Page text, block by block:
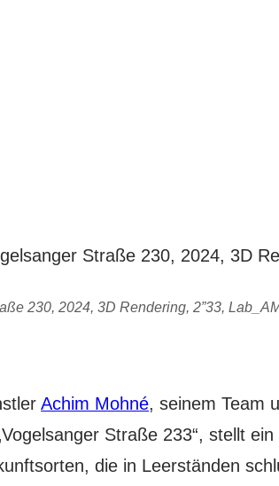
230, 2024, 3D Rendering, 2”33,
Achim Mohné, seinem Team
Straße 233“, stellt
die in Leerständen